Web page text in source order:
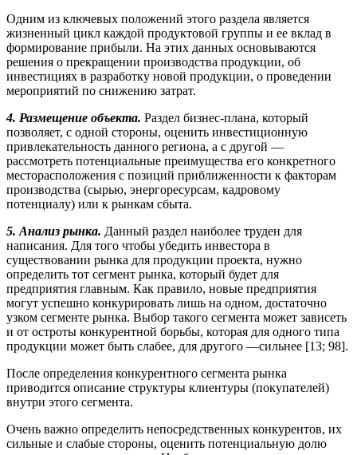
Одним из ключевых положений этого раздела является
жизненный цикл каждой продуктовой группы и ее вклад в
формирование прибыли. На этих данных основываются
решения о прекращении производства продукции, об
инвестициях в разработку новой продукции, о проведении
мероприятий по снижению затрат.
4. Размещение объекта. Раздел бизнес-плана, который
позволяет, с одной стороны, оценить ин­вестиционную
привлекательность данного региона, а с другой —
рассмотреть потенциальные пре­имущества его конкретного
месторасположения с позиций приближенности к факторам
производства (сырью, энергоресурсам, кадровому
потенциалу) или к рынкам сбыта.
5. Анализ рынка. Данный раздел наиболее труден для
написания. Для того чтобы убедить инве­стора в
существовании рынка для продукции проекта, нужно
определить тот сегмент рынка, который будет для
предприятия главным. Как правило, новые предприятия
могут успешно конкурировать лишь на одном, достаточно
узком сегменте рынка. Выбор такого сегмента может зависеть
и от остро­ты конкурентной борьбы, которая для одного типа
продукции может быть слабее, для другого —сильнее [13; 98].
После определения конкурентного сегмента рынка
приводится описание структуры клиентуры (покупателей)
внутри этого сегмента.
Очень важно определить непосредственных конкурентов, их
сильные и слабые стороны, оценить потенциальную долю